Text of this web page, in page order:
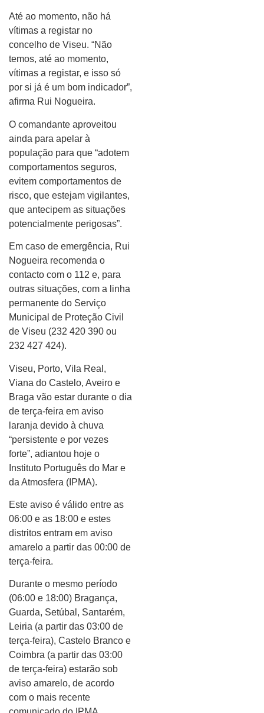
Até ao momento, não há
vítimas a registar no
concelho de Viseu. “Não
temos, até ao momento,
vítimas a registar, e isso só
por si já é um bom indicador”,
afirma Rui Nogueira.
O comandante aproveitou
ainda para apelar à
população para que “adotem
comportamentos seguros,
evitem comportamentos de
risco, que estejam vigilantes,
que antecipem as situações
potencialmente perigosas”.
Em caso de emergência, Rui
Nogueira recomenda o
contacto com o 112 e, para
outras situações, com a linha
permanente do Serviço
Municipal de Proteção Civil
de Viseu (232 420 390 ou
232 427 424).
Viseu, Porto, Vila Real,
Viana do Castelo, Aveiro e
Braga vão estar durante o dia
de terça-feira em aviso
laranja devido à chuva
“persistente e por vezes
forte”, adiantou hoje o
Instituto Português do Mar e
da Atmosfera (IPMA).
Este aviso é válido entre as
06:00 e as 18:00 e estes
distritos entram em aviso
amarelo a partir das 00:00 de
terça-feira.
Durante o mesmo período
(06:00 e 18:00) Bragança,
Guarda, Setúbal, Santarém,
Leiria (a partir das 03:00 de
terça-feira), Castelo Branco e
Coimbra (a partir das 03:00
de terça-feira) estarão sob
aviso amarelo, de acordo
com o mais recente